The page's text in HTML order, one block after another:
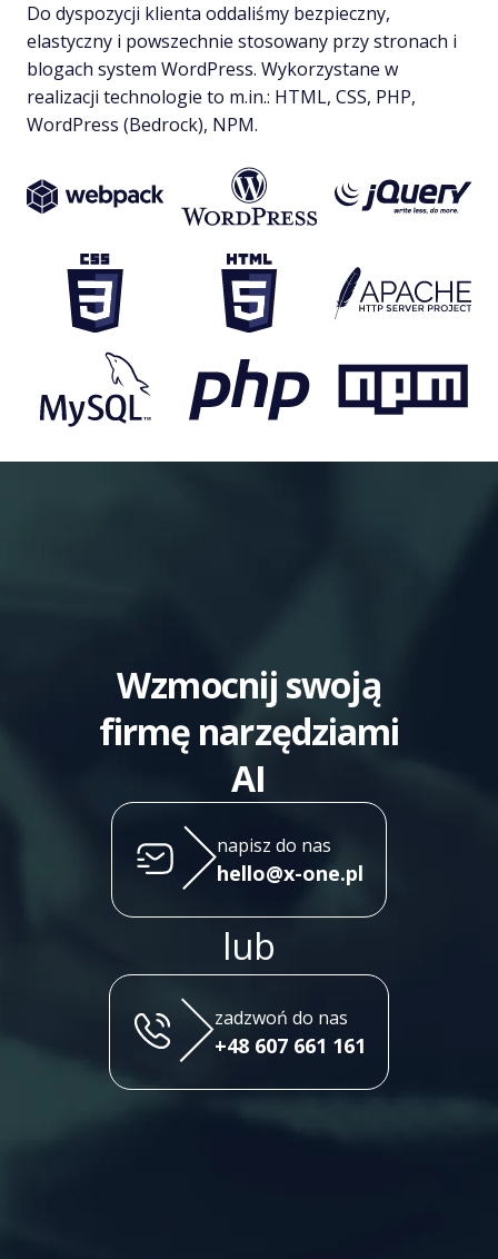
Do dyspozycji klienta oddaliśmy bezpieczny,
elastyczny i powszechnie stosowany przy stronach i
blogach system WordPress. Wykorzystane w
realizacji technologie to m.in.: HTML, CSS, PHP,
WordPress (Bedrock), NPM.
Wzmocnij swoją
firmę narzędziami
AI
napisz do nas
hello@x-one.pl
lub
zadzwoń do nas
+48 607 661 161